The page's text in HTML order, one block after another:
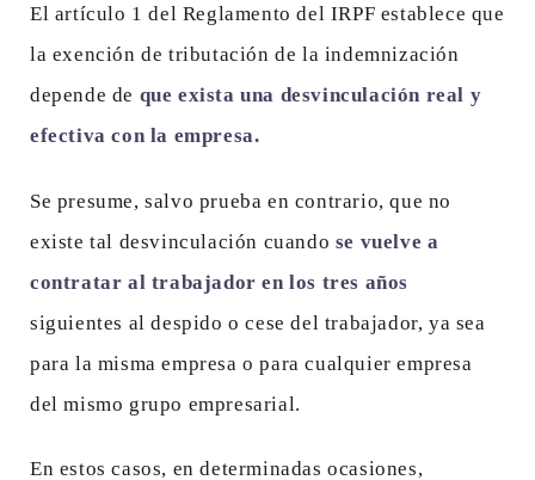
El artículo 1 del Reglamento del IRPF establece que
la exención de tributación de la indemnización
depende de que exista una desvinculación real y
efectiva con la empresa.
Se presume, salvo prueba en contrario, que no
existe tal desvinculación cuando se vuelve a
contratar al trabajador en los tres años
siguientes al despido o cese del trabajador, ya sea
para la misma empresa o para cualquier empresa
del mismo grupo empresarial.
En estos casos, en determinadas ocasiones,